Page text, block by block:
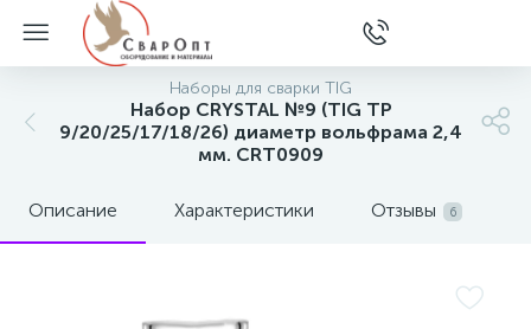
Наборы для сварки TIG
Набор CRYSTAL №9 (TIG TP
9/20/25/17/18/26) диаметр вольфрама 2,4
мм. CRT0909
Описание Характеристики Отзывы 6